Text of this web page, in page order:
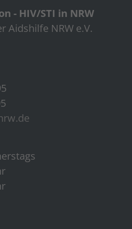
- HIV/STI in NRW
Aidshilfe NRW e.V.